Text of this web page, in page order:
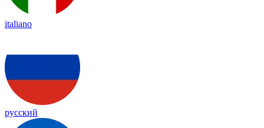
italiano
русский